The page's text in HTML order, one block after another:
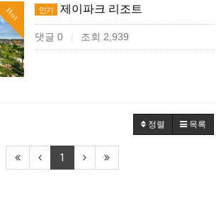
Hot 인기 제이파크 리조트
댓글 0 | 조회 2,939
정렬 목록
1